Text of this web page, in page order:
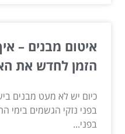
איטום מבנים –
הזמן לחדש את
כיום יש לא מעט מבנים
בפני נזקי הגשמים בימי
בפני...